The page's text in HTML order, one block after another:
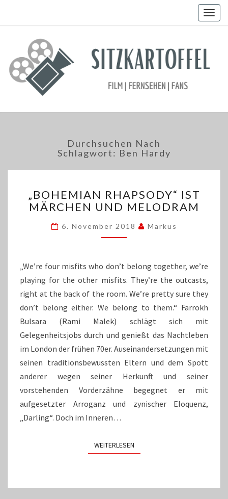
Durchsuchen Nach
Schlagwort: Ben Hardy
RHAPSODY“
IST
UND
MELODRAM
„BOHEMIAN RHAPSODY“ IST
MÄRCHEN UND MELODRAM
6. November 2018 Markus
„We’re four misfits who don’t belong together, we’re
playing for the other misfits. They’re the outcasts,
right at the back of the room. We’re pretty sure they
don’t belong either. We belong to them.“ Farrokh
Bulsara (Rami Malek) schlägt sich mit
Gelegenheitsjobs durch und genießt das Nachtleben
im London der frühen 70er. Auseinandersetzungen mit
seinen traditionsbewussten Eltern und dem Spott
anderer wegen seiner Herkunft und seiner
vorstehenden Vorderzähne begegnet er mit
aufgesetzter Arroganz und zynischer Eloquenz,
„Darling“. Doch im Inneren…
WEITERLESENWEITERLESEN